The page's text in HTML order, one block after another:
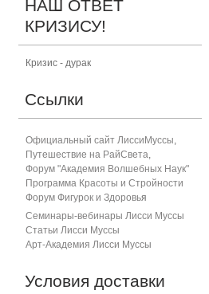
НАШ ОТВЕТ
КРИЗИСУ!
Кризис - дурак
Ссылки
Официальный сайт ЛиссиМуссы,
Путешествие на РайСвета,
Форум "Академия Волшебных Наук"
Программа Красоты и Стройности
Форум Фигурок и Здоровья
Семинары-вебинары Лисси Муссы
Статьи Лисси Муссы
Арт-Академия Лисси Муссы
Условия доставки